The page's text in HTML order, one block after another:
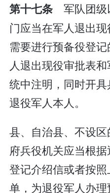
第十七条军队团
门应当在军人退出
需要进行预备役登
人退出现役审批表
统中注明，同时开
退役军人本人。
县、自治县、不设
府兵役机关应当根
登记介绍信或者按
单，为退役军人办理